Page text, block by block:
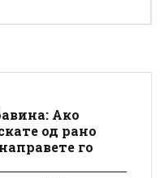
Ако
од рано
го